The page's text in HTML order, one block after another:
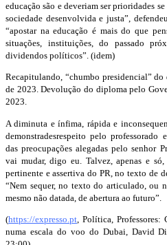
educação são e deveriam ser prioridades
sociedade desenvolvida ejusta”,
“apostar na educação é mais do que
situações, instituições, do passado
dividendos políticos”. (idem)
Recapitulando, “chumbo presidencial”do
de 2023. Devoluçãodo diploma pelo
2023.
A diminuta e ínfima , rápida e
demonstradesrespeito pelo professorado
das preocupações alegadas pelosenhor
vai mudar, digo eu.
Talvez, apenas e só
pertinente e assertiva do PR , no texto de
“Nem sequer, no texto do articulado, ou
mesmo não datada , de abertura ao futuro”.
(https://expresso.pt, Política, Professores:
numa escala do voo do Dubai, David